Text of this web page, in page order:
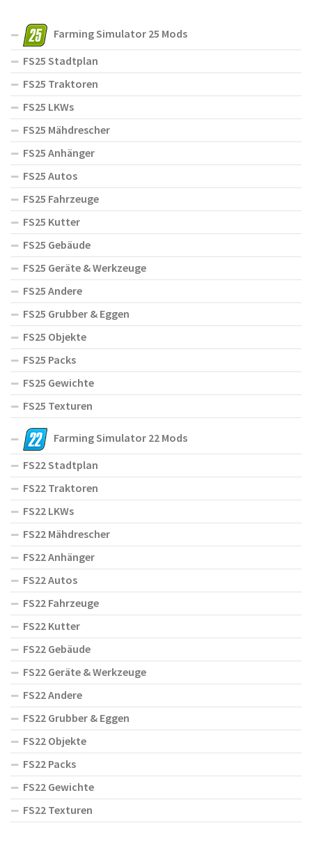
Farming Simulator 25 Mods
FS25 Stadtplan
FS25 Traktoren
FS25 LKWs
FS25 Mähdrescher
FS25 Anhänger
FS25 Autos
FS25 Fahrzeuge
FS25 Kutter
FS25 Gebäude
FS25 Geräte & Werkzeuge
FS25 Andere
FS25 Grubber & Eggen
FS25 Objekte
FS25 Packs
FS25 Gewichte
FS25 Texturen
Farming Simulator 22 Mods
FS22 Stadtplan
FS22 Traktoren
FS22 LKWs
FS22 Mähdrescher
FS22 Anhänger
FS22 Autos
FS22 Fahrzeuge
FS22 Kutter
FS22 Gebäude
FS22 Geräte & Werkzeuge
FS22 Andere
FS22 Grubber & Eggen
FS22 Objekte
FS22 Packs
FS22 Gewichte
FS22 Texturen